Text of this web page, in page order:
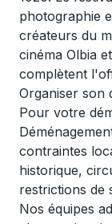
photographie
créateurs du
cinéma Olbia
complètent
Organiser son
Pour votre
contraintes
historique,
restrictions de
Nos équipes